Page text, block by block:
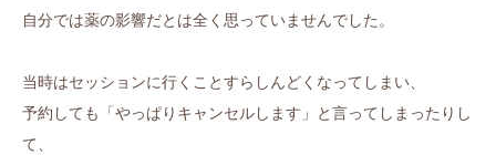
自分では薬の影響だとは全く思っていませんでした。
当時はセッションに行くことすらしんどくなってしまい、
予約しても「やっぱりキャンセルします」と言ってしまったりし
て、